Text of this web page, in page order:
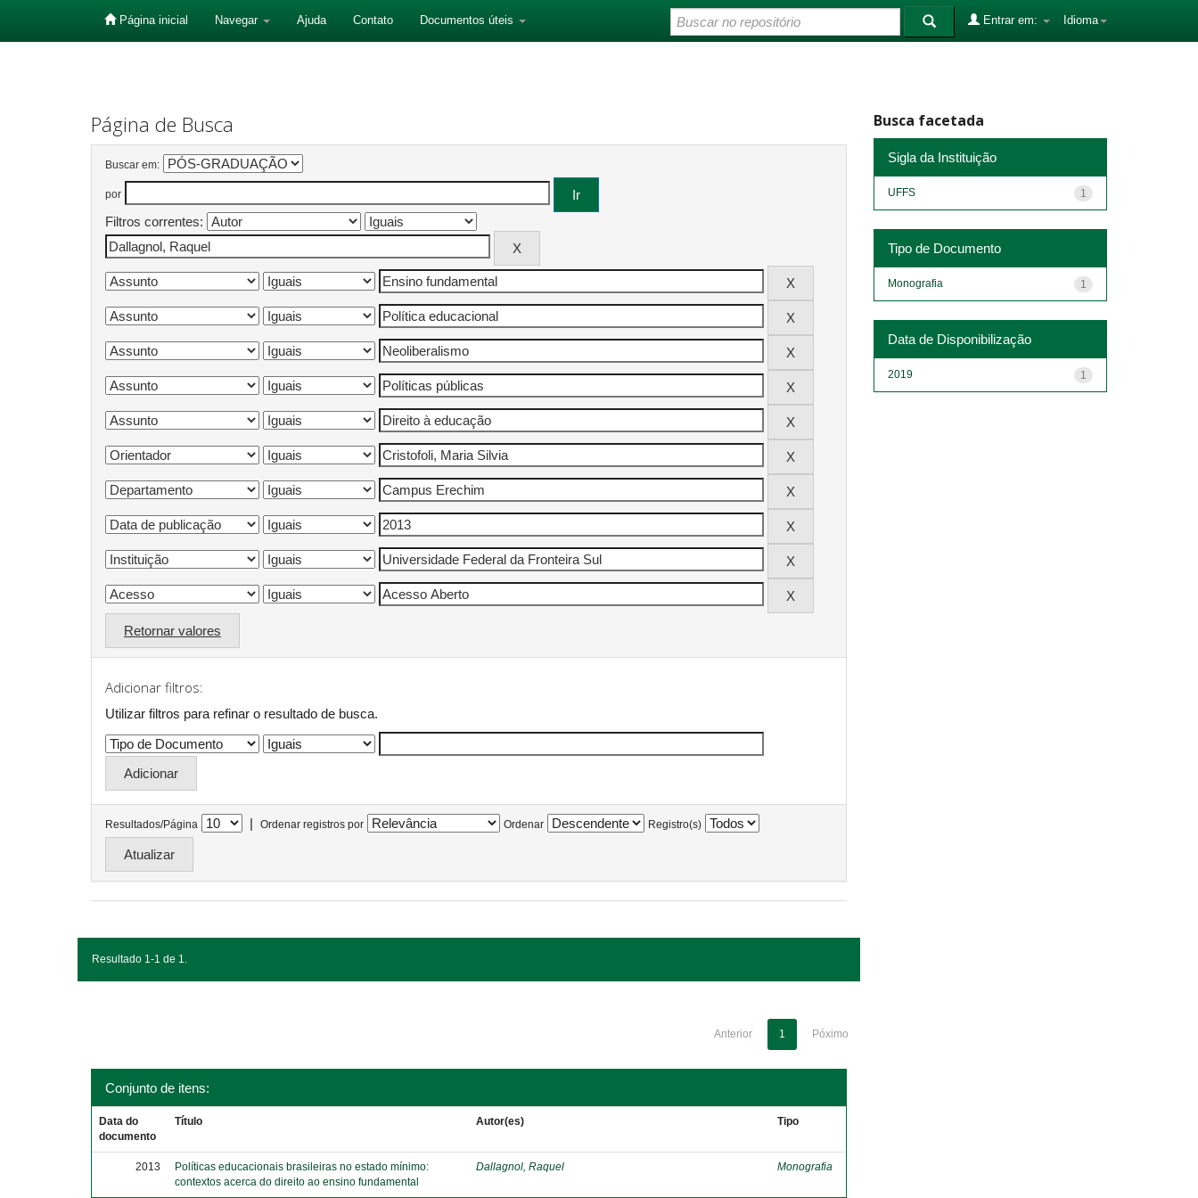
Página inicial Navegar Ajuda Contato Documentos úteis Idioma
Entrar em:
Página de Busca
Buscar em:
por
Filtros correntes:
Retornar valores
Adicionar filtros:
Utilizar filtros para refinar o resultado de busca.
Resultados/Página | Ordenar registros por Ordenar Registro(s)
Resultado 1-1 de 1.
Anterior 1 Póximo
Conjunto de itens:
Data do
documento
Título Autor(es) Tipo
2013
Políticas educacionais brasileiras no estado mínimo:
contextos acerca do direito ao ensino fundamental
Dallagnol, Raquel Monografia
Busca facetada
Sigla da Instituição
1
UFFS
Tipo de Documento
1
Monografia
Data de Disponibilização
1
2019